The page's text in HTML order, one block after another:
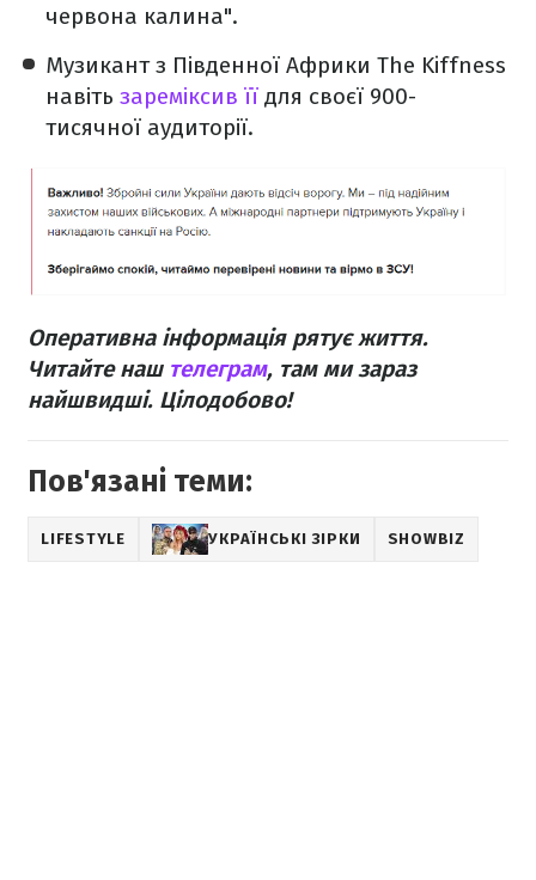
червона калина".
Музикант з Південної Африки The Kiffness
навіть зареміксив її для своєї 900-
тисячної аудиторії.
Оперативна інформація рятує життя.
Читайте наш телеграм, там ми зараз
найшвидші. Цілодобово!
Пов'язані теми:
LIFESTYLE УКРАЇНСЬКІ ЗІРКИ SHOWBIZ